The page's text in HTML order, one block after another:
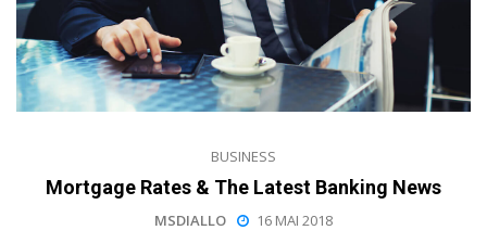
BUSINESS
Mortgage Rates & The Latest Banking News
MSDIALLO 16 MAI 2018